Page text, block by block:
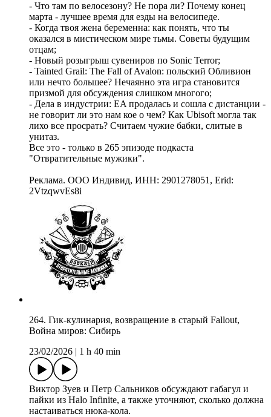
- Что там по велосезону? Не пора ли? Почему конец
марта - лучшее время для езды на велосипеде.
- Когда твоя жена беременна: как понять, что ты
оказался в мистическом мире тьмы. Советы будущим
отцам;
- Новый розыгрыш сувениров по Sonic Terror;
- Tainted Grail: The Fall of Avalon: польский Обливион
или нечто большее? Нечаянно эта игра становится
призмой для обсуждения слишком многого;
- Дела в индустрии: EA продалась и сошла с дистанции -
не говорит ли это нам кое о чем? Как Ubisoft могла так
лихо все просрать? Считаем чужие бабки, слитые в
унитаз.
Все это - только в 265 эпизоде подкаста
"Отвратительные мужики".
Реклама. ООО Индивид, ИНН: 2901278051, Erid:
2VtzqwvEs8i
264. Гик-кулинария, возвращение в старый Fallout,
Война миров: Сибирь
23/02/2026
1 h 40 min
Виктор Зуев и Петр Сальников обсуждают габагул и
пайки из Halo Infinite, а также уточняют, сколько должна
настаиваться нюка-кола.